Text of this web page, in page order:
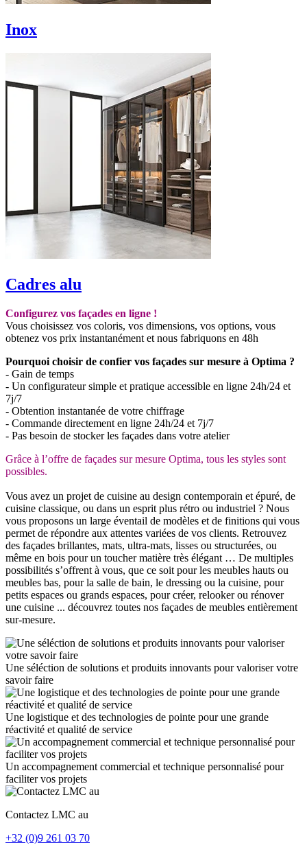
Inox
Cadres alu
Configurez vos façades en ligne !
Vous choisissez vos coloris, vos dimensions, vos options, vous
obtenez vos prix instantanément et nous fabriquons en 48h
Pourquoi choisir de confier vos façades sur mesure à Optima ?
- Gain de temps
- Un configurateur simple et pratique accessible en ligne 24h/24 et
7j/7
- Obtention instantanée de votre chiffrage
- Commande directement en ligne 24h/24 et 7j/7
- Pas besoin de stocker les façades dans votre atelier
Grâce à l’offre de façades sur mesure Optima, tous les styles sont
possibles.
Vous avez un projet de cuisine au design contemporain et épuré, de
cuisine classique, ou dans un esprit plus rétro ou industriel ? Nous
vous proposons un large éventail de modèles et de finitions qui vous
permet de répondre aux attentes variées de vos clients. Retrouvez
des façades brillantes, mats, ultra-mats, lisses ou structurées, ou
même en bois pour un toucher matière très élégant … De multiples
possibilités s’offrent à vous, que ce soit pour les meubles hauts ou
meubles bas, pour la salle de bain, le dressing ou la cuisine, pour
petits espaces ou grands espaces, pour créer, relooker ou rénover
une cuisine ... découvrez toutes nos façades de meubles entièrement
sur-mesure.
Une séléction de solutions et produits innovants pour valoriser votre
savoir faire
Une logistique et des technologies de pointe pour une grande
réactivité et qualité de service
Un accompagnement commercial et technique personnalisé pour
faciliter vos projets
Contactez LMC au
+32 (0)9 261 03 70